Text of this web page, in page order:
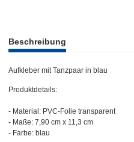
Beschreibung
Aufkleber mit Tanzpaar in blau
Produktdetails:
- Material: PVC-Folie transparent
- Maße: 7,90 cm x 11,3 cm
- Farbe: blau